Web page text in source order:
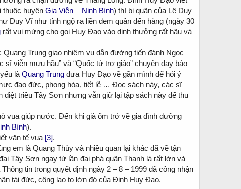
thuộc huyện Gia Viễn – Ninh Bình) thì bị quân của Lê Duy
Duy Vĩ như tỉnh ngộ ra liền đem quân đến hàng (ngày 30
rất vui mừng cho gọi Huy Đạo vào dinh thưởng rất hậu và
Trung giao nhiệm vụ dẫn đường tiến đánh Ngọc
viễn mưu hầu” và “Quốc tử trợ giáo” chuyên dạy bảo
là Quang Trung đưa Huy Đạo về gần mình để hỏi ý
đạo đức, phong hóa, tiết lễ … Đọc sách này, các sĩ
diệt triều Tây Sơn nhưng vẫn giữ lại tập sách này để thu
vua giúp nước. Đến khi già ốm trở về gia đình dưỡng
Bình).
văn tế vua [3].
em là Quang Thùy và nhiều quan lại khác đã về tận
Tây Sơn ngay từ lần đại phá quân Thanh là rất lớn và
tin trong quyết định ngày 2 – 8 – 1999 đã công nhận
tài đức, công lao to lớn đó của Đinh Huy Đạo.